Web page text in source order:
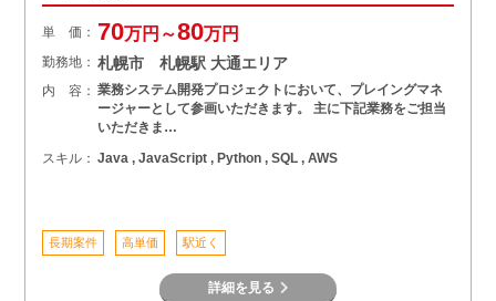
単 価： 70万円～80万円
勤務地： 札幌市 札幌駅 大通エリア
内 容： 業務システム開発プロジェクトにおいて、プレイングマネ
ージャーとして参画いただきます。 主に下記業務をご担当
いただきま…
スキル： Java , JavaScript , Python , SQL , AWS
長期案件 高単価 駅近く
詳細を見る